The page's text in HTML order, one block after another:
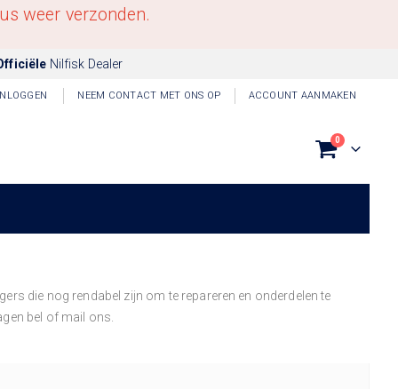
weer verzonden.
Nilfisk Dealer
NEEM CONTACT MET ONS OP ACCOUNT AANMAKEN
Winkelwagen
0 producten
die nog rendabel zijn om te repareren en onderdelen te
bel of mail ons.